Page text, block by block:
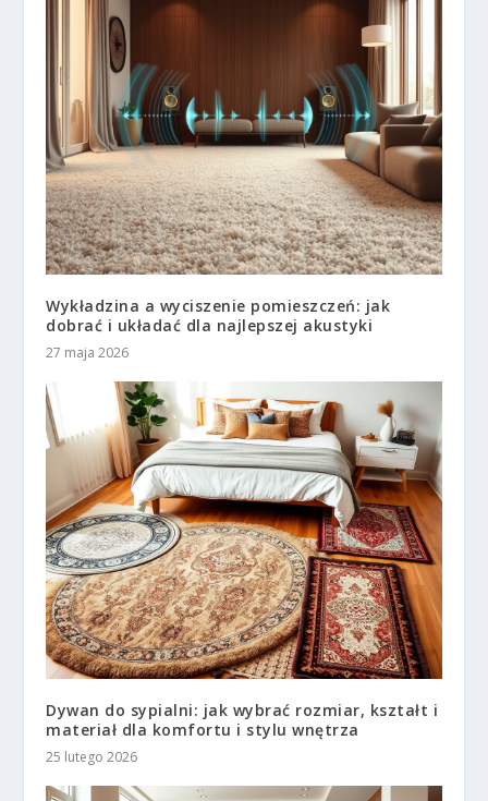
Wykładzina a wyciszenie pomieszczeń: jak
dobrać i układać dla najlepszej akustyki
27 maja 2026
Dywan do sypialni: jak wybrać rozmiar, kształt i
materiał dla komfortu i stylu wnętrza
25 lutego 2026